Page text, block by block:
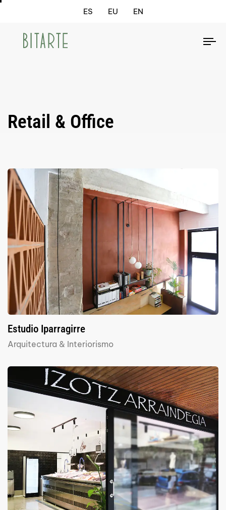
ES EU EN
Retail & Office
Estudio Iparragirre
Arquitectura & Interiorismo